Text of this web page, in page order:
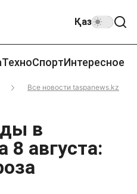
Қаз
ТехноСпортИнтересное
Все новости taspanews.kz
в
8 августа: